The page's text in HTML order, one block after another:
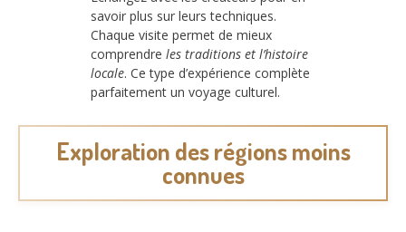
savoir plus sur leurs techniques.
Chaque visite permet de mieux
comprendre les traditions et l’histoire
locale. Ce type d’expérience complète
parfaitement un voyage culturel.
Exploration des régions moins
connues